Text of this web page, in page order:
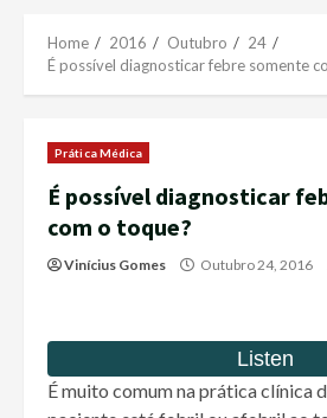
Home 2016 Outubro
24
É possível diagnosticar febre somente
Prática Médica
É possível diagnosticar
com o toque?
Vinícius Gomes Outubro 24, 2016
É muito comum na prática clínica